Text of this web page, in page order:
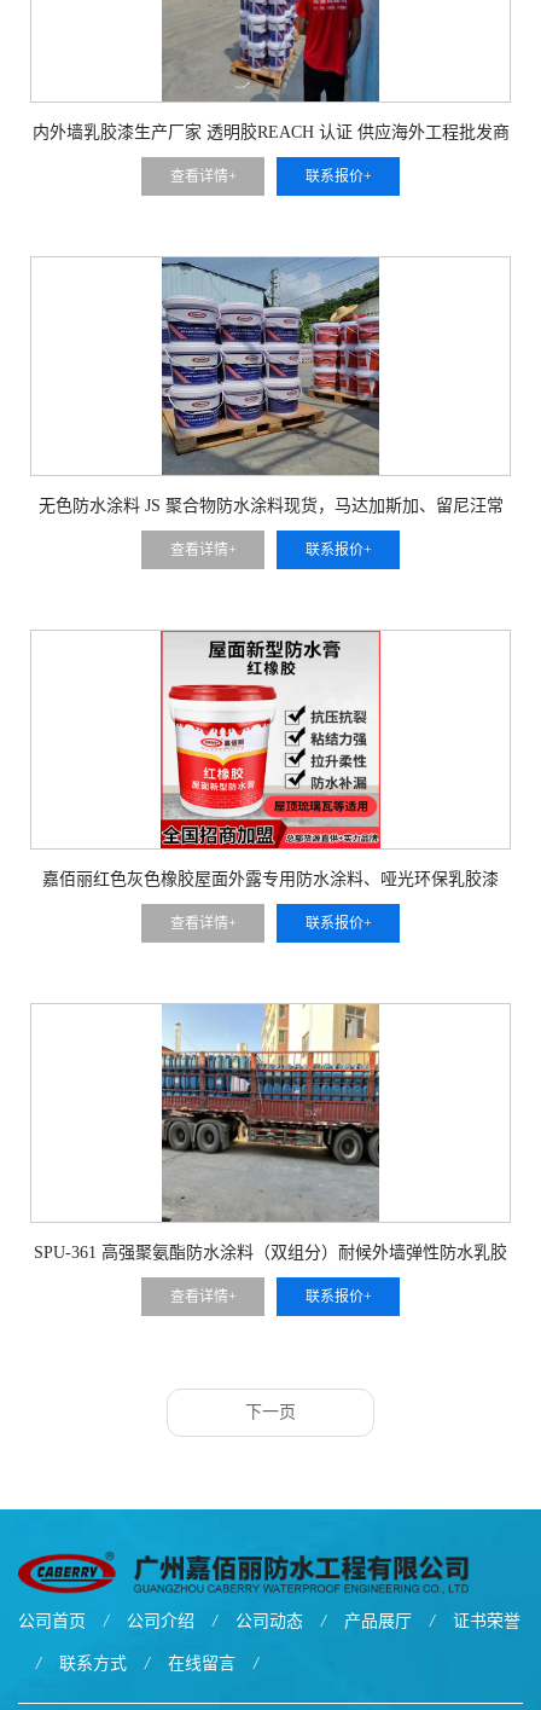
内外墙乳胶漆生产厂家 透明胶REACH 认证 供应海外工程批发商
查看详情+ 联系报价+
无色防水涂料 JS 聚合物防水涂料现货，马达加斯加、留尼汪常
年稳定供货
查看详情+ 联系报价+
嘉佰丽红色灰色橡胶屋面外露专用防水涂料、哑光环保乳胶漆
查看详情+ 联系报价+
SPU-361 高强聚氨酯防水涂料（双组分）耐候外墙弹性防水乳胶
查看详情+ 联系报价+
下一页
公司首页 / 公司介绍 / 公司动态 / 产品展厅 / 证书荣誉
/ 联系方式 / 在线留言 /